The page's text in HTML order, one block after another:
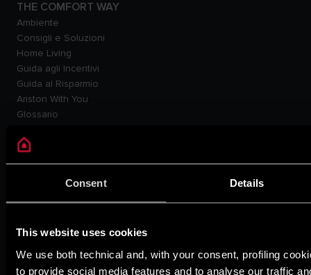
Consent Details
This website uses cookies
We use both technical and, with your consent, profiling
to provide social media features and to analyse our traffic
THE COMFORT WAY
Ambiente
Consigli e Soluzioni
Home Living
Guida agli Incentivi
Guida al Risparmio
Ariston With You
Glossario
Contattaci
Rete e programmi di
Avvisi Importanti
FAQ
PRODOTTI
Caldaie